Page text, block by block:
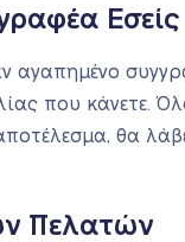
Εσείς
αγαπημένο
που κάνετε.
θα
Πελατών